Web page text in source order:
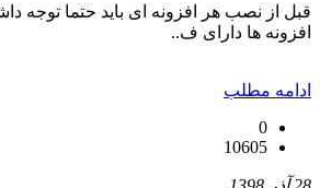
قبل از نصب هر افزونه ای باید حتما توجه
افزونه ها دارای ف..
ادامه مطلب
0
10605